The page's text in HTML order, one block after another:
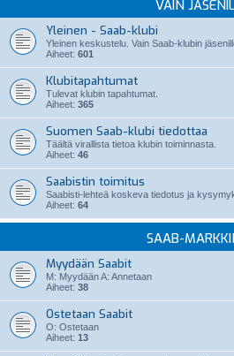
VAIN
Yleinen - Saab-klubi
Yleinen keskustelu. Vain Saab-klubin
Aiheet: 601
Klubitapahtumat
Tulevat klubin tapahtumat.
Aiheet: 365
Suomen Saab-klubi tiedottaa
Täältä virallista tietoa klubin toiminnasta.
Aiheet: 46
Saabistin toimitus
Saabisti-lehteä koskeva tiedotus ja
Aiheet: 64
SAAB-
Myydään Saabit
M: Myydään A: Annetaan
Aiheet: 38
Ostetaan Saabit
O: Ostetaan
Aiheet: 13